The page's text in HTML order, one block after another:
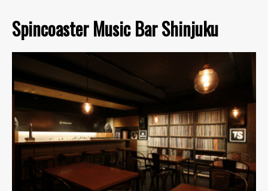
Spincoaster Music Bar Shinjuku